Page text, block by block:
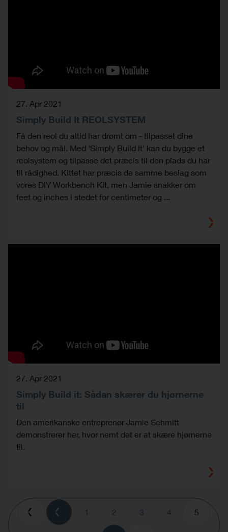
27. Apr 2021
Simply Build It REOLSYSTEM
Få den reol du altid har drømt om - tilpasset dine
behov og mål. Med 'Simply Build It' kan du bygge et
reolsystem og tilpasse det præcis til den plads du har
til rådighed. Kittet har præcis de samme beslag som
vores DIY Workbench Kit, men Jamie snakker om
feet og inches i stedet for centimeter og ...
27. Apr 2021
Simply Build it: Sådan skærer du hjørnerne
til
Den amerikanske entreprenør Jamie Schmitt
demonstrerer her, hvor nemt det er at skære hjørnerne
til.
Pagination
Page
1 Page
2 Page
3 Page
4
Current
5